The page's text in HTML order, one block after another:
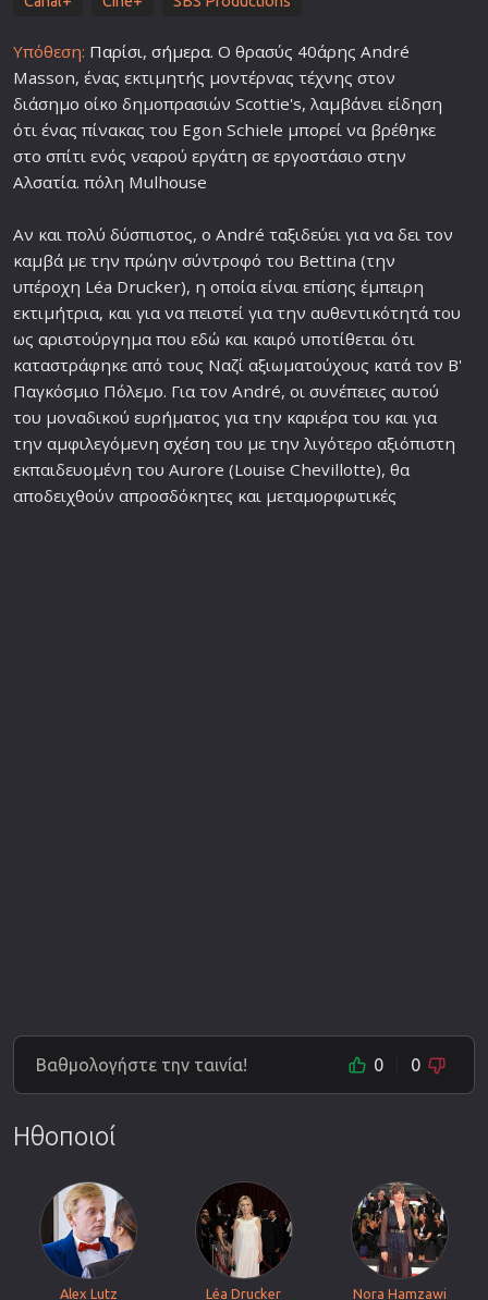
Υπόθεση: Παρίσι, σήμερα. Ο θρασύς 40άρης André
Masson, ένας εκτιμητής μοντέρνας τέχνης στον
διάσημο οίκο δημοπρασιών Scottie's, λαμβάνει είδηση ​​
ότι ένας πίνακας του Egon Schiele μπορεί να βρέθηκε
στο σπίτι ενός νεαρού εργάτη σε εργοστάσιο στην
Αλσατία. πόλη Mulhouse
Αν και πολύ δύσπιστος, ο André ταξιδεύει για να δει τον
καμβά με την πρώην σύντροφό του Bettina (την
υπέροχη Léa Drucker), η οποία είναι επίσης έμπειρη
εκτιμήτρια, και για να πειστεί για την αυθεντικότητά του
ως αριστούργημα που εδώ και καιρό υποτίθεται ότι
καταστράφηκε από τους Ναζί αξιωματούχους κατά τον Β'
Παγκόσμιο Πόλεμο. Για τον André, οι συνέπειες αυτού
του μοναδικού ευρήματος για την καριέρα του και για
την αμφιλεγόμενη σχέση του με την λιγότερο αξιόπιστη
εκπαιδευομένη του Aurore (Louise Chevillotte), θα
αποδειχθούν απροσδόκητες και μεταμορφωτικές
Βαθμολογήστε την ταινία! 0 0
Ηθοποιοί
Alex Lutz Léa Drucker Nora Hamzawi